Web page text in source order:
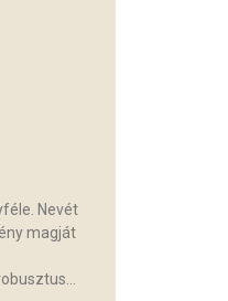
Nevét
magját